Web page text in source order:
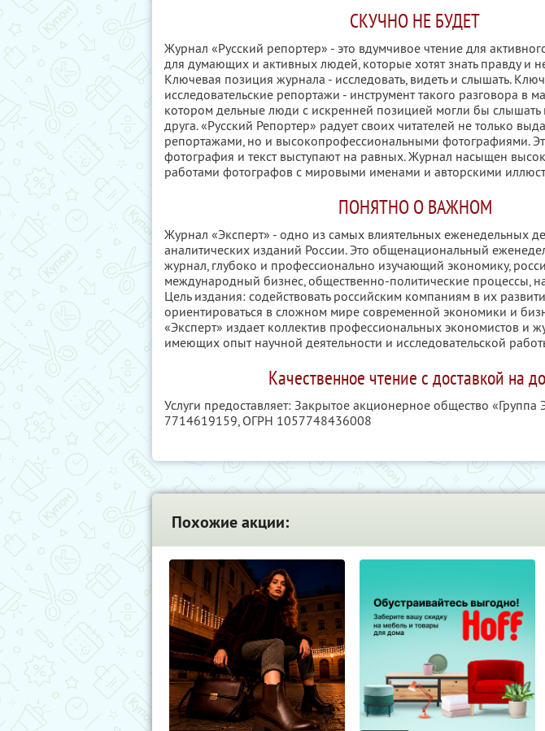
СКУЧНО НЕ БУДЕТ
Журнал «Русский репортер» - это вдумчивое чтение для
для думающих и активных людей, которые хотят знать правду и
Ключевая позиция журнала - исследовать, видеть и слышать.
исследовательские репортажи - инструмент такого разговора в
котором дельные люди с искренней позицией могли бы слышать
друга. «Русский Репортер» радует своих читателей не только
репортажами, но и высокопрофессиональными фотографиями.
фотография и текст выступают на равных. Журнал насыщен
работами фотографов с мировыми именами и авторскими
ПОНЯТНО О ВАЖНОМ
Журнал «Эксперт» - одно из самых влиятельных еженедельных
аналитических изданий России. Это общенациональный
журнал, глубоко и профессионально изучающий экономику,
международный бизнес, общественно-политические процессы,
Цель издания: содействовать российским компаниям в их
ориентироваться в сложном мире современной экономики и
«Эксперт» издает коллектив профессиональных экономистов и
имеющих опыт научной деятельности и исследовательской
Качественное чтение с доставкой на
Услуги предоставляет: Закрытое акционерное общество «Группа
7714619159, ОГРН 1057748436008
Похожие акции: